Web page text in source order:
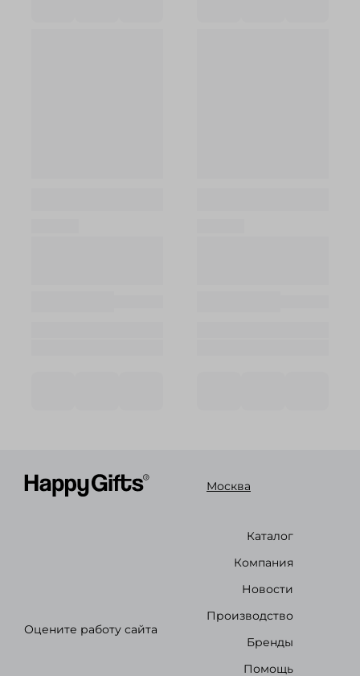
Оцените работу сайта
Москва
Каталог
Компания
Новости
Производство
Бренды
Помощь